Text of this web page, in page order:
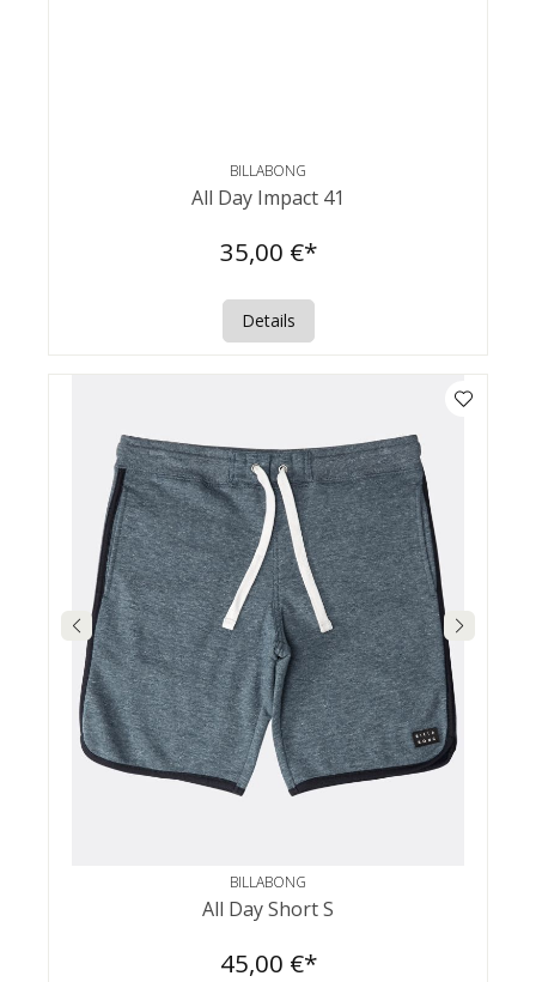
BILLABONG
All Day Impact 41
35,00 €*
Details
BILLABONG
All Day Short S
45,00 €*